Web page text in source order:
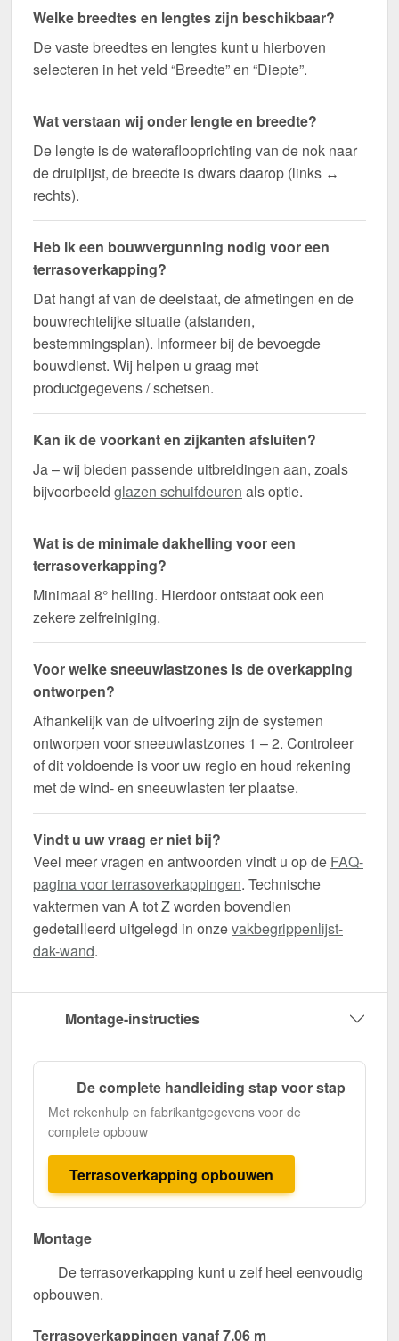
Welke breedtes en lengtes zijn beschikbaar?
De vaste breedtes en lengtes kunt u hierboven
selecteren in het veld “Breedte” en “Diepte”.
Wat verstaan wij onder lengte en breedte?
De lengte is de wateraflooprichting van de nok naar
de druiplijst, de breedte is dwars daarop (links ↔
rechts).
Heb ik een bouwvergunning nodig voor een
terrasoverkapping?
Dat hangt af van de deelstaat, de afmetingen en de
bouwrechtelijke situatie (afstanden,
bestemmingsplan). Informeer bij de bevoegde
bouwdienst. Wij helpen u graag met
productgegevens / schetsen.
Kan ik de voorkant en zijkanten afsluiten?
Ja – wij bieden passende uitbreidingen aan, zoals
bijvoorbeeld glazen schuifdeuren als optie.
Wat is de minimale dakhelling voor een
terrasoverkapping?
Minimaal 8° helling. Hierdoor ontstaat ook een
zekere zelfreiniging.
Voor welke sneeuwlastzones is de overkapping
ontworpen?
Afhankelijk van de uitvoering zijn de systemen
ontworpen voor sneeuwlastzones 1 – 2. Controleer
of dit voldoende is voor uw regio en houd rekening
met de wind- en sneeuwlasten ter plaatse.
Vindt u uw vraag er niet bij?
Veel meer vragen en antwoorden vindt u op de FAQ-
pagina voor terrasoverkappingen. Technische
vaktermen van A tot Z worden bovendien
gedetailleerd uitgelegd in onzevakbegrippenlijst-
dak-wand.
Montage-instructies
De complete handleiding stap voor stap
Met rekenhulp en fabrikantgegevens voor de
complete opbouw
Terrasoverkapping opbouwen
Montage
De terrasoverkapping kunt u zelf heel eenvoudig
opbouwen.
Terrasoverkappingen vanaf 7,06 m